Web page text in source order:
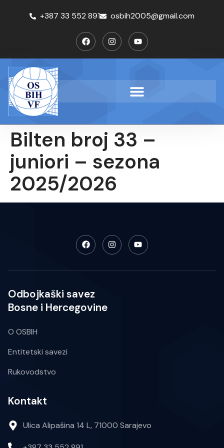
+387 33 552 891 osbih2005@gmail.com
Bilten broj 33 –
juniori – sezona
2025/2026
Odbojkaški savez
Bosne i Hercegovine
O OSBIH
Entitetski savezi
Rukovodstvo
Kontakt
Ulica Alipašina 14 L, 71000 Sarajevo